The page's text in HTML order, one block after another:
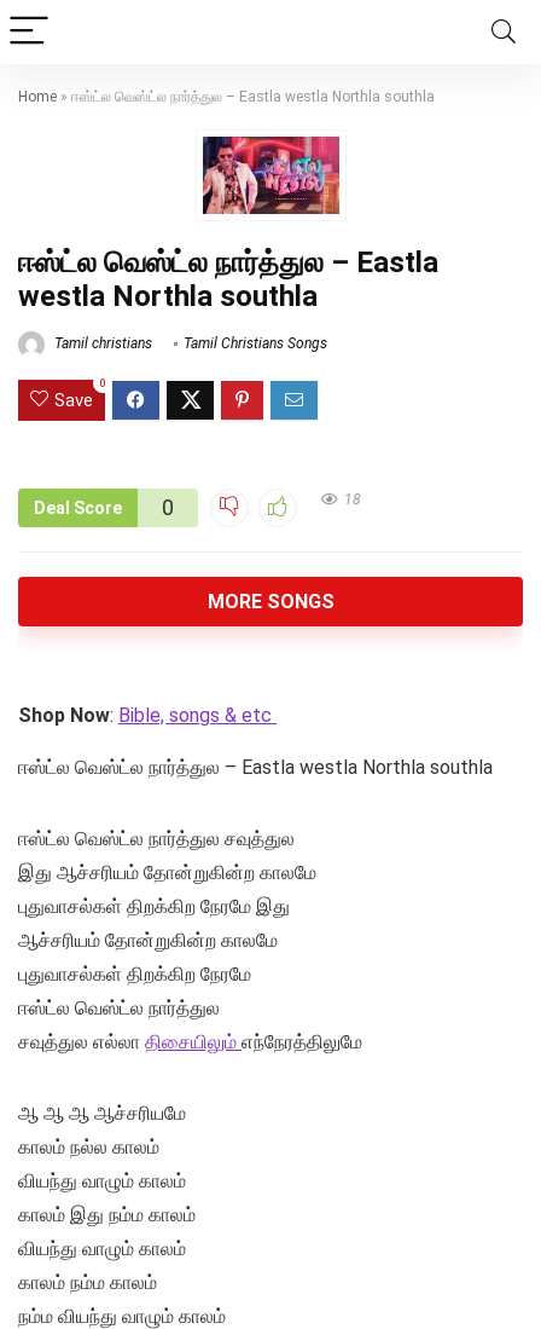
Home » ஈஸ்ட்ல வெஸ்ட்ல நார்த்துல – Eastla westla Northla southla
ஈஸ்ட்ல வெஸ்ட்ல நார்த்துல – Eastla
westla Northla southla
Tamil christians Tamil Christians Songs
Save
0
Deal Score 0 18
MORE SONGS
Shop Now: Bible, songs & etc
ஈஸ்ட்ல வெஸ்ட்ல நார்த்துல – Eastla westla Northla southla
ஈஸ்ட்ல வெஸ்ட்ல நார்த்துல சவுத்துல
இது ஆச்சரியம் தோன்றுகின்ற காலமே
புதுவாசல்கள் திறக்கிற நேரமே இது
ஆச்சரியம் தோன்றுகின்ற காலமே
புதுவாசல்கள் திறக்கிற நேரமே
ஈஸ்ட்ல வெஸ்ட்ல நார்த்துல
சவுத்துல எல்லா திசையிலும் எந்நேரத்திலுமே
ஆ ஆ ஆ ஆச்சரியமே
காலம் நல்ல காலம்
வியந்து வாழும் காலம்
காலம் இது நம்ம காலம்
வியந்து வாழும் காலம்
காலம் நம்ம காலம்
நம்ம வியந்து வாழும் காலம்